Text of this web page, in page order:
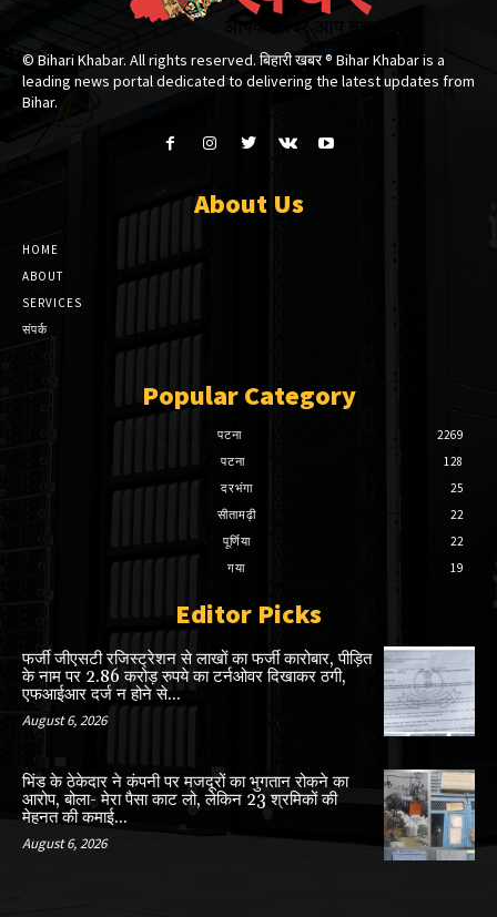
© Bihari Khabar. All rights reserved. बिहारी खबर ®​ Bihar Khabar is a
leading news portal dedicated to delivering the latest updates from
Bihar.
About Us
HOME
ABOUT
SERVICES
संपर्क
Popular Category
पटना
2269
पटना
128
दरभंगा
25
सीतामढ़ी
22
पूर्णिया
22
गया
19
Editor Picks
फर्जी जीएसटी रजिस्ट्रेशन से लाखों का फर्जी कारोबार, पीड़ित
के नाम पर 2.86 करोड़ रुपये का टर्नओवर दिखाकर ठगी,
एफआईआर दर्ज न होने से...
August 6, 2026
भिंड के ठेकेदार ने कंपनी पर मजदूरों का भुगतान रोकने का
आरोप, बोला- मेरा पैसा काट लो, लेकिन 23 श्रमिकों की
मेहनत की कमाई...
August 6, 2026